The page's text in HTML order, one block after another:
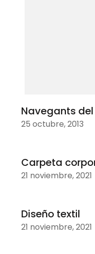
Navegants del
25 octubre, 2013
Carpeta
21 noviembre, 2021
Diseño textil
21 noviembre, 2021